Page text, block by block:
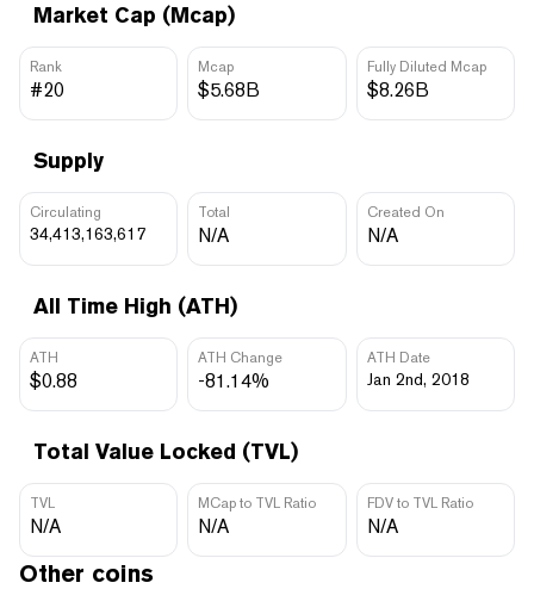
Market Cap (Mcap)
Rank
#20
Mcap
$5.68B
Fully Diluted Mcap
$8.26B
Supply
Circulating
34,413,163,617
Total
N/A
Created On
N/A
All Time High (ATH)
ATH
$0.88
ATH Change
-81.14%
ATH Date
Jan 2nd, 2018
Total Value Locked (TVL)
TVL
N/A
MCap to TVL Ratio
N/A
FDV to TVL Ratio
N/A
Other coins